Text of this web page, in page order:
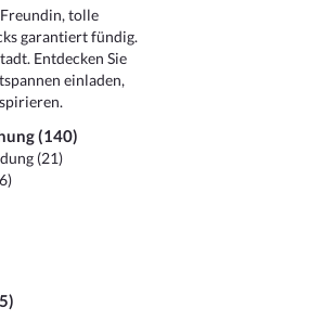
tolle
garantiert fündig.
Entdecken Sie
einladen,
(140)
(21)